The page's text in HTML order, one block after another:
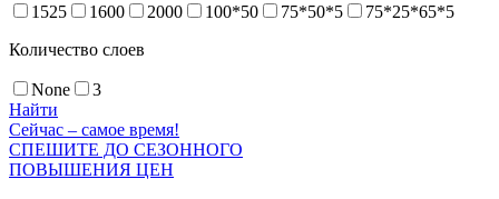
1525
1600 2000 100*50 75*50*5
75*25*65*5
Количество слоев
None
3
Найти
Сейчас – самое время!
СПЕШИТЕ ДО СЕЗОННОГО
ПОВЫШЕНИЯ ЦЕН